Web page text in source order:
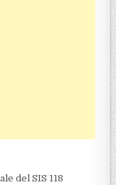
del SIS 118